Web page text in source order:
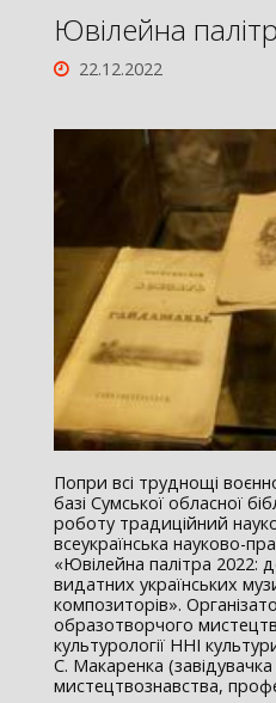
Ювілейна
22.12.2022
Попри всі труднощі
базі Сумської обласної
роботу традиційний
всеукраїнська науково-
«Ювілейна палітра 2022:
видатних українських
композиторів».
образотворчого
культурології ННІ
С. Макаренка
мистецтвознавства,